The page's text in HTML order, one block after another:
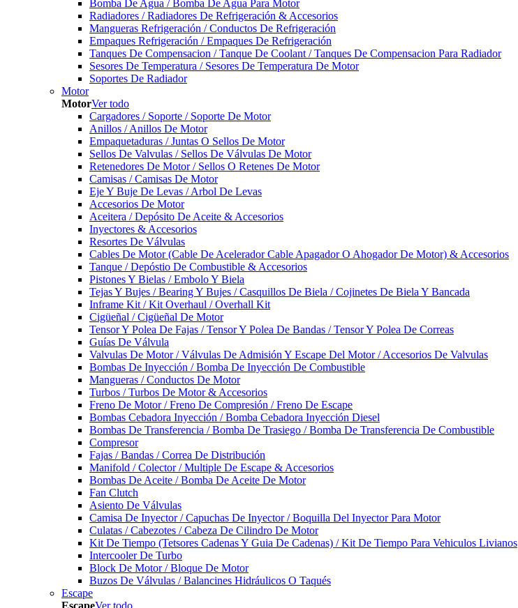
Bomba De Agua / Bomba De Agua Para Motor
Radiadores / Radiadores De Refrigeración & Accesorios
Mangueras Refrigeración / Conductos De Refrigeración
Empaques Refrigeración / Empaques De Refrigeración
Tanques De Compensacion / Tanque De Coolant / Tanques De Compensacion Para Radiador
Sesores De Temperatura / Sesores De Temperatura De Motor
Soportes De Radiador
Motor
MotorVer todo
Cargadores / Soporte / Soporte De Motor
Anillos / Anillos De Motor
Empaquetaduras / Juntas O Sellos De Motor
Sellos De Valvulas / Sellos De Válvulas De Motor
Retenedores De Motor / Sellos O Retenes De Motor
Camisas / Camisas De Motor
Eje Y Buje De Levas / Arbol De Levas
Accesorios De Motor
Aceitera / Depósito De Aceite & Accesorios
Inyectores & Accesorios
Resortes De Válvulas
Cables De Motor (Cable De Acelerador Cable Apagador O Ahogador De Motor) & Accesorios
Tanque / Depóstio De Combustible & Accesorios
Pistones Y Bielas / Embolo Y Biela
Tejas Y Bujes / Bearing Y Bujes / Casquillos De Biela / Cojinetes De Biela Y Bancada
Inframe Kit / Kit Overhaul / Overhall Kit
Cigüeñal / Cigüeñal De Motor
Tensor Y Polea De Fajas / Tensor Y Polea De Bandas / Tensor Y Polea De Correas
Guías De Válvula
Valvulas De Motor / Válvulas De Admisión Y Escape Del Motor / Accesorios De Valvulas
Bombas De Inyección / Bomba De Inyección De Combustible
Mangueras / Conductos De Motor
Turbos / Turbos De Motor & Accesorios
Freno De Motor / Freno De Compresión / Freno De Escape
Bombas Cebadora Inyección / Bomba Cebadora Inyección Diesel
Bombas De Transferencia / Bomba De Trasiego / Bomba De Transferencia De Combustible
Compresor
Fajas / Bandas / Correa De Distribución
Manifold / Colector / Multiple De Escape & Accesorios
Bombas De Aceite / Bomba De Aceite De Motor
Fan Clutch
Asiento De Válvulas
Camisa De Inyector / Capuchas De Inyector / Boquilla Del Inyector Para Motor
Culatas / Cabezotes / Cabeza De Cilindro De Motor
Kit De Tiempo (Tetsores Cadenas Y Guia De Cadenas) / Kit De Tiempo Para Vehiculos Livianos
Intercooler De Turbo
Block De Motor / Bloque De Motor
Buzos De Válvulas / Balancines Hidráulicos O Taqués
Escape
EscapeVer todo